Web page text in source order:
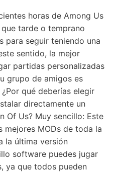
horas de Among Us
tarde o temprano
para seguir teniendo una
sentido, la mejor
partidas personalizadas
grupo de amigos es
qué deberías elegir
directamente un
Of Us? Muy sencillo: Este
mejores MODs de toda la
la última versión
software puedes jugar
ya que todos pueden